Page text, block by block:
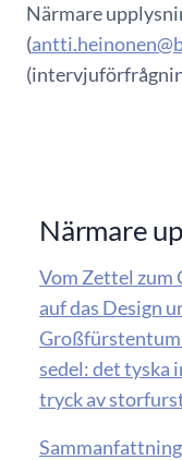
Närmare
(
Närmare
Vom Zettel zum
auf das Design
sedel: det tyska
tryck av